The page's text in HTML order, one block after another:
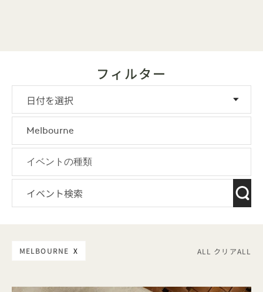
フィルター
MELBOURNE X ALL クリアALL